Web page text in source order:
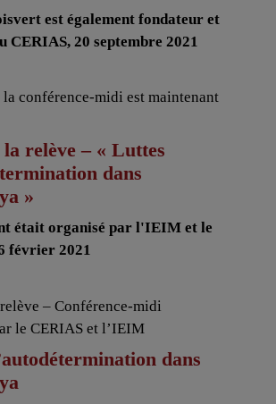
est également fondateur et
CERIAS, 20 septembre 2021
conférence-midi est maintenant
relève – « Luttes
dans
»
était organisé par l'IEIM et le
février 2021
– Conférence-midi
le CERIAS et l’IEIM
dans